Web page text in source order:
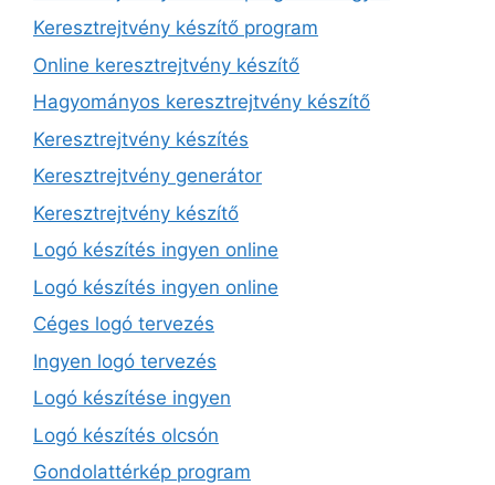
Keresztrejtvény készítő program
Online keresztrejtvény készítő
Hagyományos keresztrejtvény készítő
Keresztrejtvény készítés
Keresztrejtvény generátor
Keresztrejtvény készítő
Logó készítés ingyen online
Logó készítés ingyen online
Céges logó tervezés
Ingyen logó tervezés
Logó készítése ingyen
Logó készítés olcsón
Gondolattérkép program